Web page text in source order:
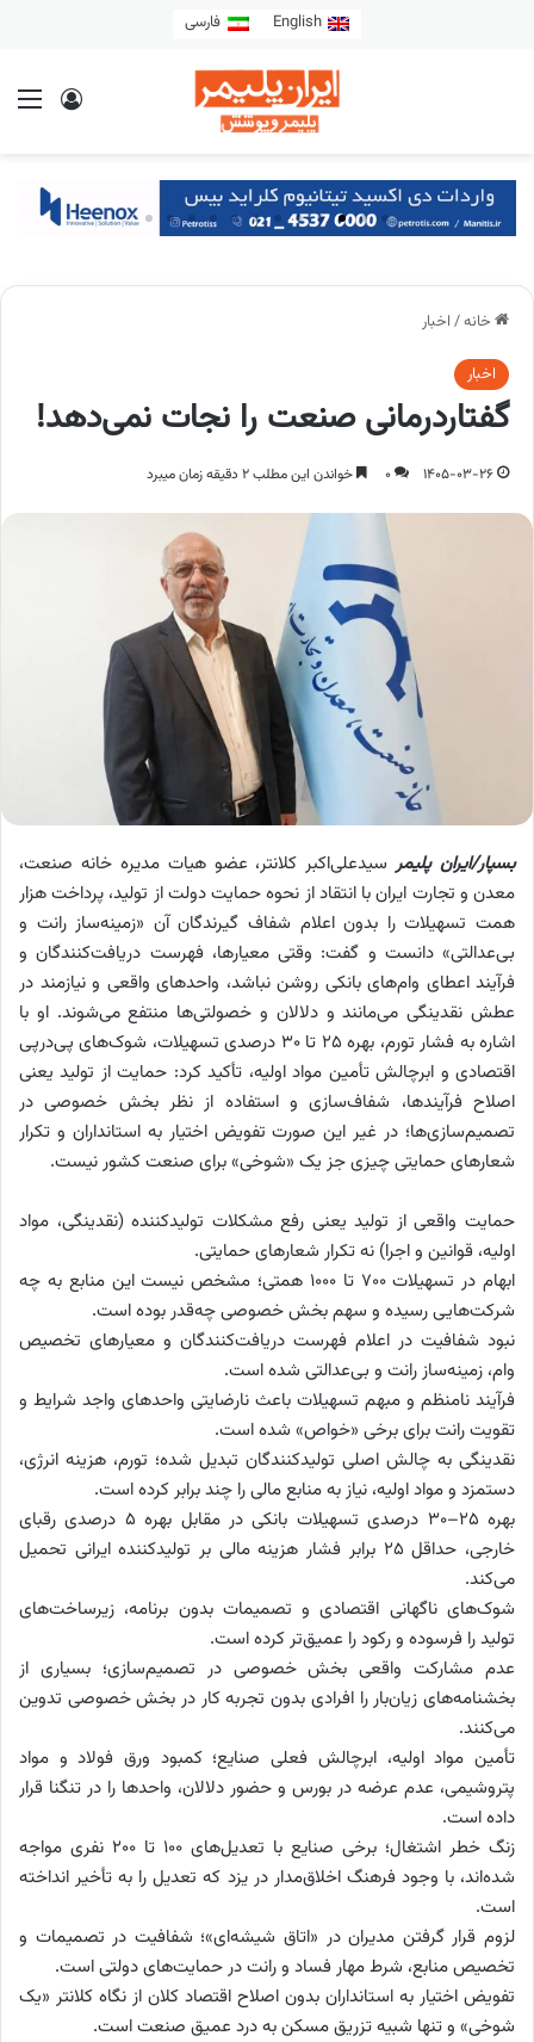
English فارسی
خانه/ اخبار
اخبار
گفتاردرمانی صنعت را نجات نمی‌دهد!
1405-03-26
0 خواندن این مطلب 2 دقیقه زمان میبرد
بسپار/ایران پلیمر سیدعلی‌اکبر کلانتر، عضو هیات مدیره خانه صنعت،
معدن و تجارت ایران با انتقاد از نحوه حمایت دولت از تولید، پرداخت هزار
همت تسهیلات را بدون اعلام شفاف گیرندگان آن «زمینه‌ساز رانت و
بی‌عدالتی» دانست و گفت: وقتی معیارها، فهرست دریافت‌کنندگان و
فرآیند اعطای وام‌های بانکی روشن نباشد، واحدهای واقعی و نیازمند در
عطش نقدینگی می‌مانند و دلالان و خصولتی‌ها منتفع می‌شوند. او با
اشاره به فشار تورم، بهره ۲۵ تا ۳۰ درصدی تسهیلات، شوک‌های پی‌درپی
اقتصادی و ابرچالش تأمین مواد اولیه، تأکید کرد: حمایت از تولید یعنی
اصلاح فرآیندها، شفاف‌سازی و استفاده از نظر بخش خصوصی در
تصمیم‌سازی‌ها؛ در غیر این صورت تفویض اختیار به استانداران و تکرار
شعارهای حمایتی چیزی جز یک «شوخی» برای صنعت کشور نیست.
حمایت واقعی از تولید یعنی رفع مشکلات تولیدکننده (نقدینگی، مواد
اولیه، قوانین و اجرا) نه تکرار شعارهای حمایتی.
ابهام در تسهیلات ۷۰۰ تا ۱۰۰۰ همتی؛ مشخص نیست این منابع به چه
شرکت‌هایی رسیده و سهم بخش خصوصی چه‌قدر بوده است.
نبود شفافیت در اعلام فهرست دریافت‌کنندگان و معیارهای تخصیص
وام، زمینه‌ساز رانت و بی‌عدالتی شده است.
فرآیند نامنظم و مبهم تسهیلات باعث نارضایتی واحدهای واجد شرایط و
تقویت رانت برای برخی «خواص» شده است.
نقدینگی به چالش اصلی تولیدکنندگان تبدیل شده؛ تورم، هزینه انرژی،
دستمزد و مواد اولیه، نیاز به منابع مالی را چند برابر کرده است.
بهره ۲۵–۳۰ درصدی تسهیلات بانکی در مقابل بهره ۵ درصدی رقبای
خارجی، حداقل ۲۵ برابر فشار هزینه مالی بر تولیدکننده ایرانی تحمیل
می‌کند.
شوک‌های ناگهانی اقتصادی و تصمیمات بدون برنامه، زیرساخت‌های
تولید را فرسوده و رکود را عمیق‌تر کرده است.
عدم مشارکت واقعی بخش خصوصی در تصمیم‌سازی؛ بسیاری از
بخشنامه‌های زیان‌بار را افرادی بدون تجربه کار در بخش خصوصی تدوین
می‌کنند.
تأمین مواد اولیه، ابرچالش فعلی صنایع؛ کمبود ورق فولاد و مواد
پتروشیمی، عدم عرضه در بورس و حضور دلالان، واحدها را در تنگنا قرار
داده است.
زنگ خطر اشتغال؛ برخی صنایع با تعدیل‌های ۱۰۰ تا ۲۰۰ نفری مواجه
شده‌اند، با وجود فرهنگ اخلاق‌مدار در یزد که تعدیل را به تأخیر انداخته
است.
لزوم قرار گرفتن مدیران در «اتاق شیشه‌ای»؛ شفافیت در تصمیمات و
تخصیص منابع، شرط مهار فساد و رانت در حمایت‌های دولتی است.
تفویض اختیار به استانداران بدون اصلاح اقتصاد کلان از نگاه کلانتر «یک
شوخی» و تنها شبیه تزریق مسکن به درد عمیق صنعت است.